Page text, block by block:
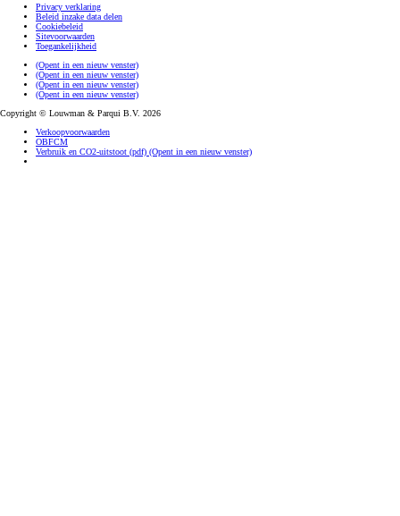
Privacy verklaring
Beleid inzake data delen
Cookiebeleid
Sitevoorwaarden
Toegankelijkheid
(Opent in een nieuw venster)
(Opent in een nieuw venster)
(Opent in een nieuw venster)
(Opent in een nieuw venster)
Copyright © Louwman & Parqui B.V. 2026
Verkoopvoorwaarden
OBFCM
Verbruik en CO2-uitstoot (pdf) (Opent in een nieuw venster)